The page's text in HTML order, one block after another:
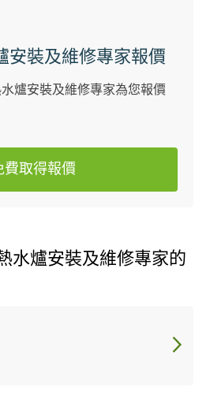
安裝及維修專家報價
爐安裝及維修專家為您報價
費取得報價
水爐安裝及維修專家的